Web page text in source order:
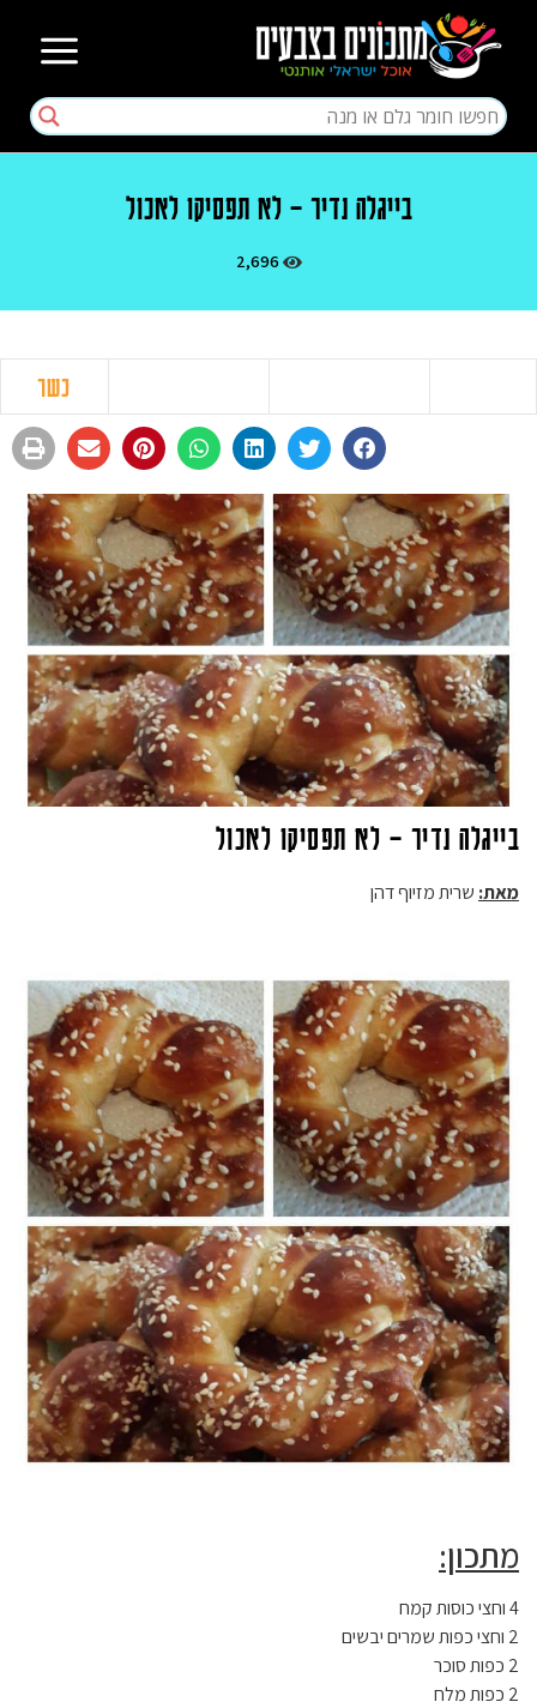
בייגלה נדיר – לא תפסיקו לאכול
2,696
כשר
בייגלה נדיר – לא תפסיקו לאכול
מאת: שרית מזיוף דהן
מתכון:
4 וחצי כוסות קמח
2 וחצי כפות שמרים יבשים
2 כפות סוכר
2 כפות מלח